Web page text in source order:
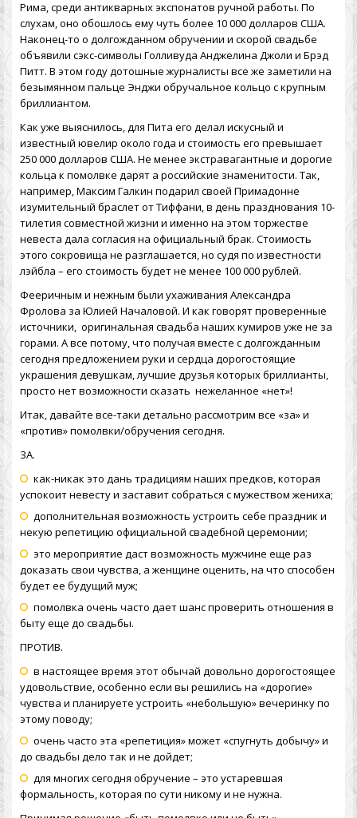
Рима, среди антикварных экспонатов ручной работы. По
слухам, оно обошлось ему чуть более 10 000 долларов США.
Наконец-то о долгожданном обручении и скорой свадьбе
объявили сэкс-символы Голливуда Анджелина Джоли и Брэд
Питт. В этом году дотошные журналисты все же заметили на
безымянном пальце Энджи обручальное кольцо с крупным
бриллиантом.
Как уже выяснилось, для Пита его делал искусный и
известный ювелир около года и стоимость его превышает
250 000 долларов США. Не менее экстравагантные и дорогие
кольца к помолвке дарят а российские знаменитости. Так,
например, Максим Галкин подарил своей Примадонне
изумительный браслет от Тиффани, в день празднования 10-
тилетия совместной жизни и именно на этом торжестве
невеста дала согласия на официальный брак. Стоимость
этого сокровища не разглашается, но судя по известности
лэйбла – его стоимость будет не менее 100 000 рублей.
Фееричным и нежным были ухаживания Александра
Фролова за Юлией Началовой. И как говорят проверенные
источники, оригинальная свадьба наших кумиров уже не за
горами. А все потому, что получая вместе с долгожданным
сегодня предложением руки и сердца дорогостоящие
украшения девушкам, лучшие друзья которых бриллианты,
просто нет возможности сказать нежеланное «нет»!
Итак, давайте все-таки детально рассмотрим все «за» и
«против» помолвки/обручения сегодня.
ЗА.
как-никак это дань традициям наших предков, которая
успокоит невесту и заставит собраться с мужеством жениха;
дополнительная возможность устроить себе праздник и
некую репетицию официальной свадебной церемонии;
это мероприятие даст возможность мужчине еще раз
доказать свои чувства, а женщине оценить, на что способен
будет ее будущий муж;
помолвка очень часто дает шанс проверить отношения в
быту еще до свадьбы.
ПРОТИВ.
в настоящее время этот обычай довольно дорогостоящее
удовольствие, особенно если вы решились на «дорогие»
чувства и планируете устроить «небольшую» вечеринку по
этому поводу;
очень часто эта «репетиция» может «спугнуть добычу» и
до свадьбы дело так и не дойдет;
для многих сегодня обручение – это устаревшая
формальность, которая по сути никому и не нужна.